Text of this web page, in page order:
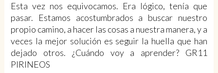
Esta vez nos equivocamos. Era lógico, tenía que
pasar. Estamos acostumbrados a buscar nuestro
propio camino, a hacer las cosas a nuestra manera, y a
veces la mejor solución es seguir la huella que han
dejado otros. ¿Cuándo voy a aprender? GR11
PIRINEOS